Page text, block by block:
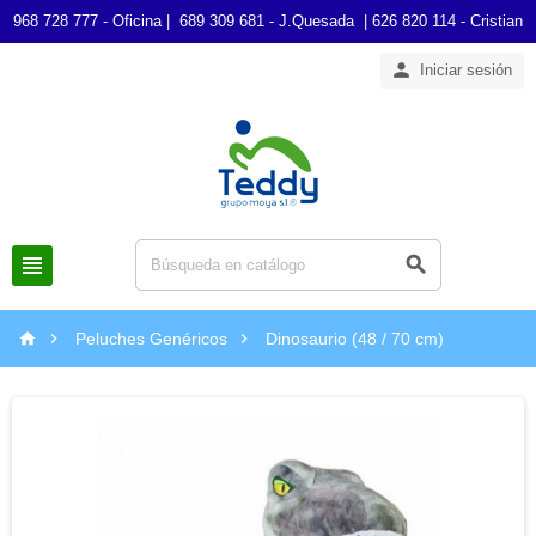
968 728 777 - Oficina | 689 309 681 - J.Quesada | 626 820 114 - Cristian
 Iniciar sesión
 
  Peluches Genéricos  Dinosaurio (48 / 70 cm)